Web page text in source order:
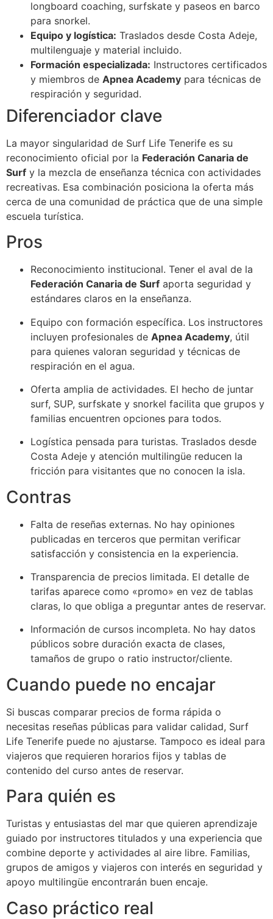
longboard coaching, surfskate y paseos en barco
para snorkel.
Equipo y logística: Traslados desde Costa Adeje,
multilenguaje y material incluido.
Formación especializada: Instructores certificados
y miembros de Apnea Academy para técnicas de
respiración y seguridad.
Diferenciador clave
La mayor singularidad de Surf Life Tenerife es su
reconocimiento oficial por la Federación Canaria de
Surf y la mezcla de enseñanza técnica con actividades
recreativas. Esa combinación posiciona la oferta más
cerca de una comunidad de práctica que de una simple
escuela turística.
Pros
Reconocimiento institucional. Tener el aval de la
Federación Canaria de Surf aporta seguridad y
estándares claros en la enseñanza.
Equipo con formación específica. Los instructores
incluyen profesionales de Apnea Academy, útil
para quienes valoran seguridad y técnicas de
respiración en el agua.
Oferta amplia de actividades. El hecho de juntar
surf, SUP, surfskate y snorkel facilita que grupos y
familias encuentren opciones para todos.
Logística pensada para turistas. Traslados desde
Costa Adeje y atención multilingüe reducen la
fricción para visitantes que no conocen la isla.
Contras
Falta de reseñas externas. No hay opiniones
publicadas en terceros que permitan verificar
satisfacción y consistencia en la experiencia.
Transparencia de precios limitada. El detalle de
tarifas aparece como «promo» en vez de tablas
claras, lo que obliga a preguntar antes de reservar.
Información de cursos incompleta. No hay datos
públicos sobre duración exacta de clases,
tamaños de grupo o ratio instructor/cliente.
Cuando puede no encajar
Si buscas comparar precios de forma rápida o
necesitas reseñas públicas para validar calidad, Surf
Life Tenerife puede no ajustarse. Tampoco es ideal para
viajeros que requieren horarios fijos y tablas de
contenido del curso antes de reservar.
Para quién es
Turistas y entusiastas del mar que quieren aprendizaje
guiado por instructores titulados y una experiencia que
combine deporte y actividades al aire libre. Familias,
grupos de amigos y viajeros con interés en seguridad y
apoyo multilingüe encontrarán buen encaje.
Caso práctico real